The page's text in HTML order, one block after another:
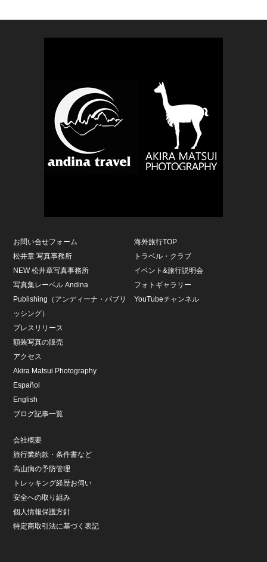
お問い合せフォーム
松井章 写真事務所
NEW 松井章写真事務所
写真集レーベル Andina
Publishing（アンディーナ・パブリ
ッシング）
プレスリリース
額装写真の販売
アクセス
Akira Matsui Photography
Español
English
ブログ記事一覧
海外旅行TOP
トラベル・クラブ
イベント&旅行説明会
フォトギャラリー
YouTubeチャンネル
会社概要
旅行業約款・条件書など
高山病の予防管理
トレッキング経歴お伺い
安全への取り組み
個人情報保護方針
特定商取引法に基づく表記